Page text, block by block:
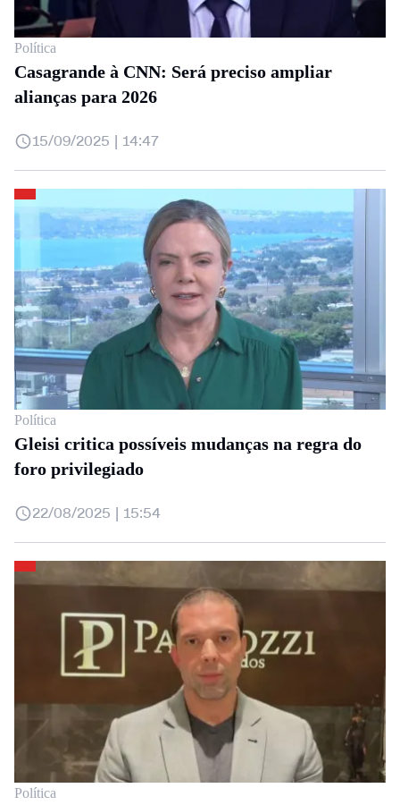
Política
Casagrande à CNN: Será preciso ampliar
alianças para 2026
15/09/2025 | 14:47
Política
Gleisi critica possíveis mudanças na regra do
foro privilegiado
22/08/2025 | 15:54
Política